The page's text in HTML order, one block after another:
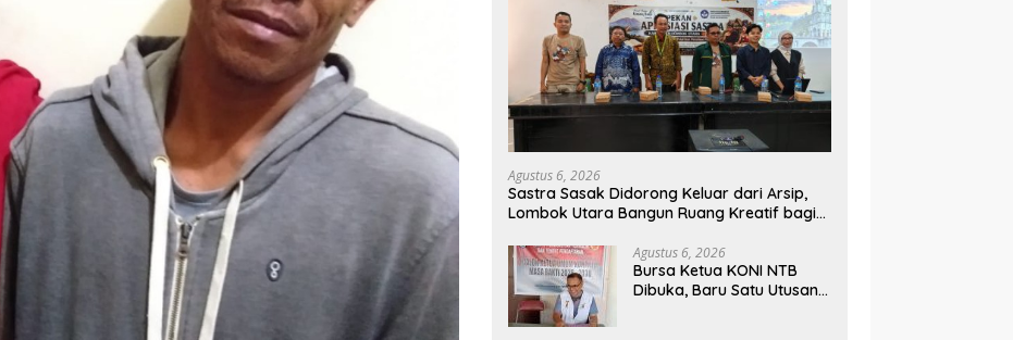
Agustus 6, 2026
Sastra Sasak Didorong Keluar dari Arsip,
Lombok Utara Bangun Ruang Kreatif bagi
Agustus 6, 2026
Bursa Ketua KONI NTB
Dibuka, Baru Satu Utusan